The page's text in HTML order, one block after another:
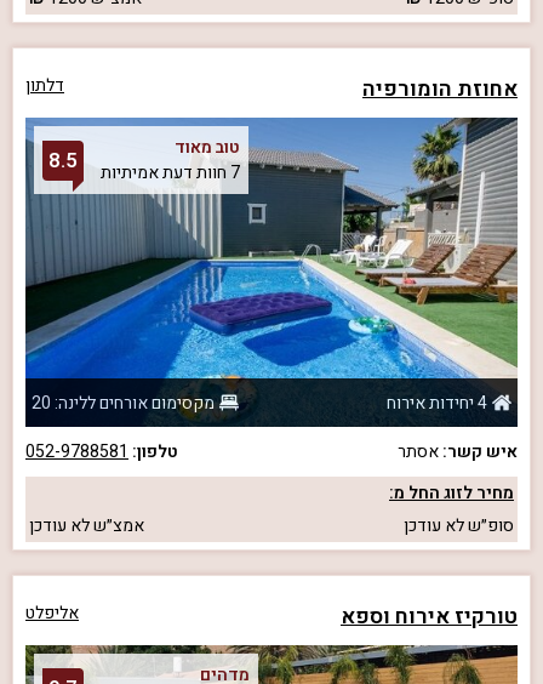
אחוזת הומורפיה דלתון
טוב מאוד
7 חוות דעת אמיתיות
8.5
4 יחידות אירוח
מקסימום אורחים ללינה: 20
איש קשר:אסתר טלפון: 052-9788581
מחיר לזוג החל מ:
סופ״שלא עודכן אמצ״שלא עודכן
טורקיז אירוח וספא אליפלט
מדהים